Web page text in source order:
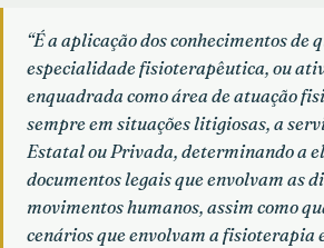
“É a aplicação dos conhecimentos de
especialidade fisioterapêutica, ou
enquadrada como área de atuação
sempre em situações litigiosas, a
Estatal ou Privada, determinando a
documentos legais que envolvam as
movimentos humanos, assim como
cenários que envolvam a fisioterapia